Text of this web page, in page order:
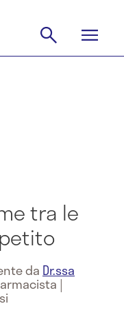
tra le
da Dr.ssa
|